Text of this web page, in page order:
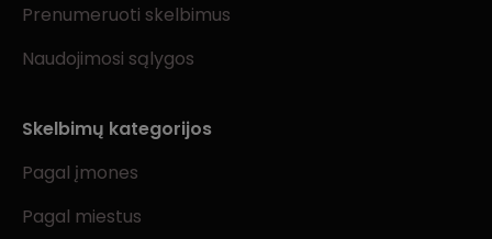
Prenumeruoti skelbimus
Naudojimosi sąlygos
Skelbimų kategorijos
Pagal įmones
Pagal miestus